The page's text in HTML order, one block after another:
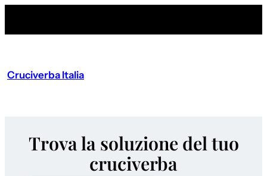
Cruciverba Italia
Trova la soluzione del tuo
cruciverba